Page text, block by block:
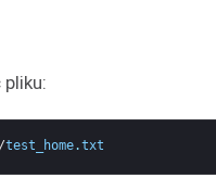
test_home.txt